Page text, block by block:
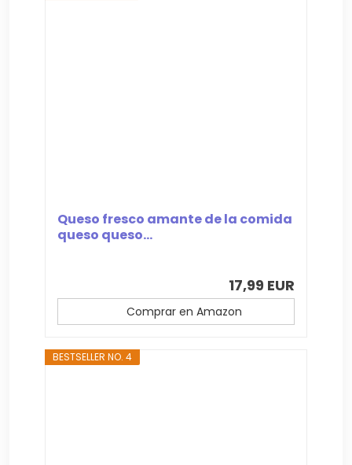
Queso fresco amante de la comida
queso queso...
17,99 EUR
Comprar en Amazon
BESTSELLER NO. 4